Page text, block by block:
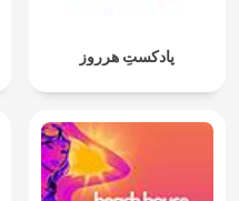
پادکستِ هرروز